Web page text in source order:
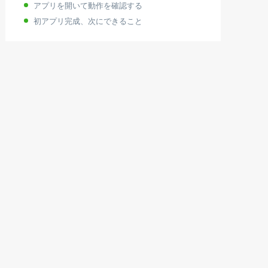
アプリを開いて動作を確認する
初アプリ完成、次にできること